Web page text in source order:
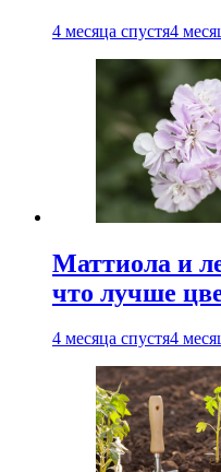
4 месяца спустя4
Маттиола и
что лучше
4 месяца спустя4